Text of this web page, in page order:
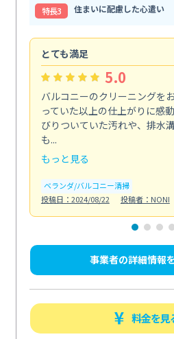
特⻑3
住まいに配慮した心遣い
とても満足
5.0
バルコニーのクリーニングを
っていた以上の仕上がりに感
びりついていた汚れや、排水
も...
もっと見る
ベランダ/バルコニー清掃
投稿日：2024/08/22
投稿者：NONI
事業者の詳細情報
料金を見